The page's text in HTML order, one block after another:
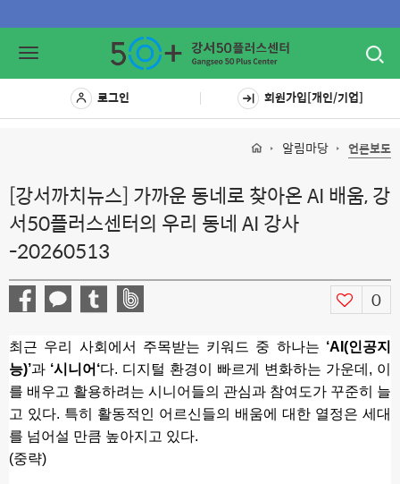
Toggle
로그인 회원가입[개인/기업]
알림마당 언론보도
[강서까치뉴스] 가까운 동네로 찾아온 AI 배움, 강
서50플러스센터의 우리 동네 AI 강사
-20260513
0
최근 우리 사회에서 주목받는 키워드 중 하나는 ‘AI(인공지
능)’과 ‘시니어‘다. 디지털 환경이 빠르게 변화하는 가운데, 이
를 배우고 활용하려는 시니어들의 관심과 참여도가 꾸준히 늘
고 있다. 특히 활동적인 어르신들의 배움에 대한 열정은 세대
를 넘어설 만큼 높아지고 있다.
(중략)